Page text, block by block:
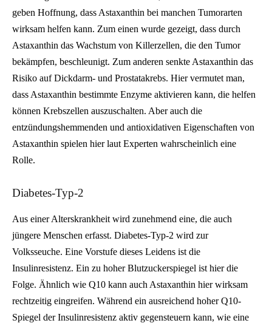
geben Hoffnung, dass Astaxanthin bei manchen Tumorarten
wirksam helfen kann. Zum einen wurde gezeigt, dass durch
Astaxanthin das Wachstum von Killerzellen, die den Tumor
bekämpfen, beschleunigt. Zum anderen senkte Astaxanthin das
Risiko auf Dickdarm- und Prostatakrebs. Hier vermutet man,
dass Astaxanthin bestimmte Enzyme aktivieren kann, die helfen
können Krebszellen auszuschalten. Aber auch die
entzündungshemmenden und antioxidativen Eigenschaften von
Astaxanthin spielen hier laut Experten wahrscheinlich eine
Rolle.
Diabetes-Typ-2
Aus einer Alterskrankheit wird zunehmend eine, die auch
jüngere Menschen erfasst. Diabetes-Typ-2 wird zur
Volksseuche. Eine Vorstufe dieses Leidens ist die
Insulinresistenz. Ein zu hoher Blutzuckerspiegel ist hier die
Folge. Ähnlich wie Q10 kann auch Astaxanthin hier wirksam
rechtzeitig eingreifen. Während ein ausreichend hoher Q10-
Spiegel der Insulinresistenz aktiv gegensteuern kann, wie eine